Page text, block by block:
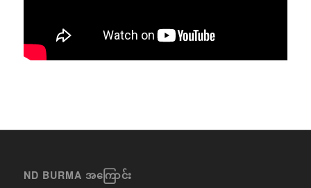
ND BURMA အကြောင်း